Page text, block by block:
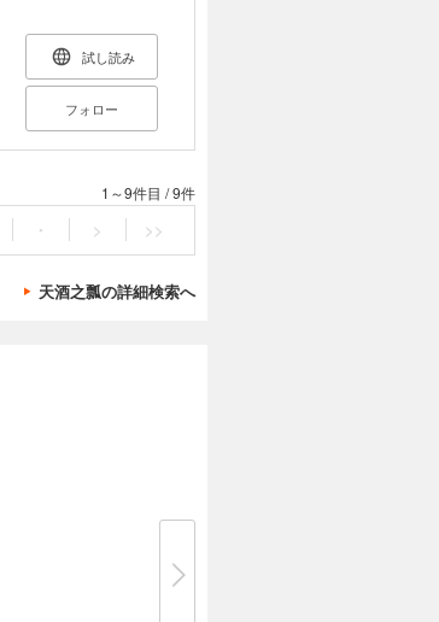
試し読み
フォロー
1～9件目 /9件
・ > >>
天酒之瓢の詳細検索へ